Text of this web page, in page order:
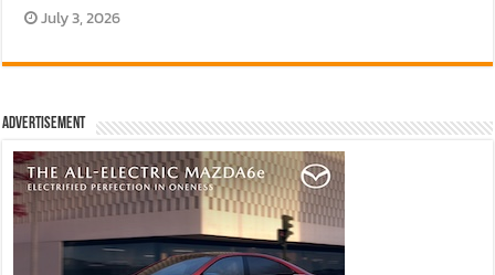
July 3, 2026
Advertisement